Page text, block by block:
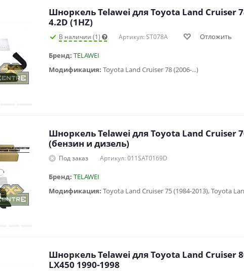
Шноркель Telawei для Toyota Land Cruiser
4.2D (1HZ)
В наличии (1) Артикул: ST078A Отложить
Бренд: TELAWEI
Модификация: Toyota Land Cruiser 78 (2006-...)
Шноркель Telawei для Toyota Land Cruiser
(бензин и дизель)
Под заказ Артикул: 011SAT0169D
Бренд: TELAWEI
Модификация:
Шноркель Telawei для Toyota Land Cruiser
LX450 1990-1998